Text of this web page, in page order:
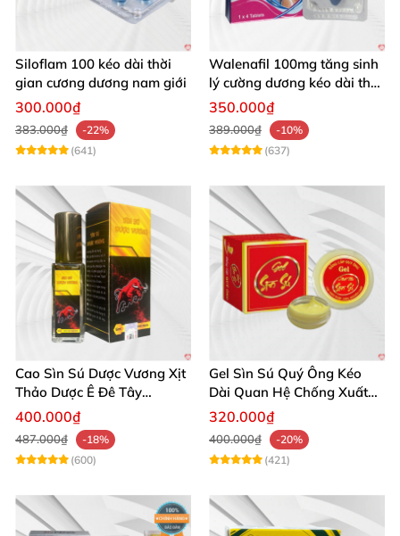
Siloflam 100 kéo dài thời
gian cương dương nam giới
300.000₫
383.000₫
-22%
(641)
Walenafil 100mg tăng sinh
lý cường dương kéo dài thời
gian
350.000₫
389.000₫
-10%
(637)
Cao Sìn Sú Dược Vương Xịt
Thảo Dược Ê Đê Tây
Nguyên Hỗ Trợ Xuất Tinh
400.000₫
487.000₫
-18%
(600)
Gel Sìn Sú Quý Ông Kéo
Dài Quan Hệ Chống Xuất
Tinh Sớm
320.000₫
400.000₫
-20%
(421)